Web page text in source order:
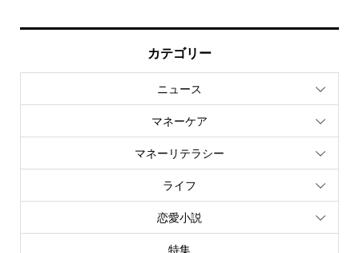
カテゴリー
ニュース
マネーケア
マネーリテラシー
ライフ
恋愛小説
特集